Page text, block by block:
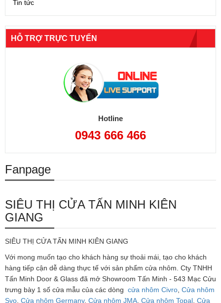
Tin tức
HỖ TRỢ TRỰC TUYẾN
Hotline
0943 666 466
Fanpage
SIÊU THỊ CỬA TẤN MINH KIÊN
GIANG
SIÊU THỊ CỬA TẤN MINH KIÊN GIANG
Với mong muốn tạo cho khách hàng sự thoải mái, tạo cho khách
hàng tiếp cận dễ dàng thực tế với sản phẩm cửa nhôm. Cty TNHH
Tấn Minh Door & Glass đã mở Showroom Tấn Minh - 543 Mạc Cửu
trưng bày 1 số cửa mẫu của các dòng cửa nhôm Civro Cửa nhôm
Svo Cửa nhôm Germany, Cửa nhôm JMA Cửa nhôm Topal Cửa